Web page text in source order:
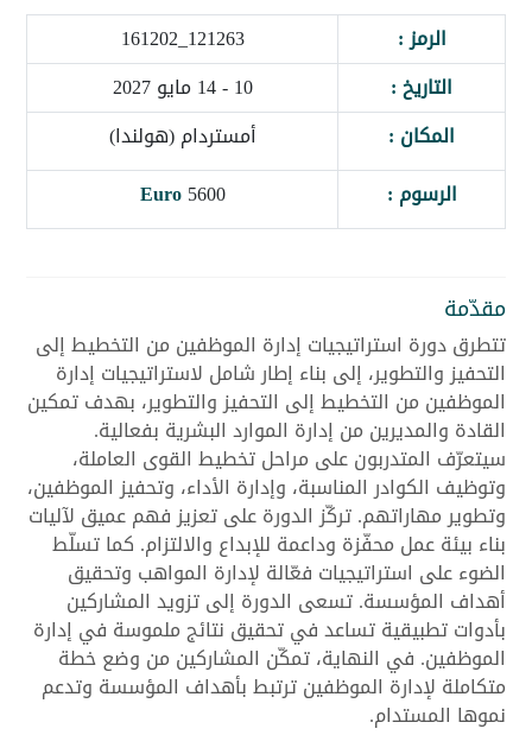
الرمز :
121263_161202
التاريخ :
10 - 14 مايو 2027
المكان :
أمستردام (هولندا)
الرسوم :
5600
Euro
مقدّمة
تتطرق دورة استراتيجيات إدارة الموظفين من التخطيط إلى
التحفيز والتطوير، إلى بناء إطار شامل لاستراتيجيات إدارة
الموظفين من التخطيط إلى التحفيز والتطوير، بهدف تمكين
القادة والمديرين من إدارة الموارد البشرية بفعالية.
سيتعرّف المتدربون على مراحل تخطيط القوى العاملة،
وتوظيف الكوادر المناسبة، وإدارة الأداء، وتحفيز الموظفين،
وتطوير مهاراتهم. تركّز الدورة على تعزيز فهم عميق لآليات
بناء بيئة عمل محفّزة وداعمة للإبداع والالتزام. كما تسلّط
الضوء على استراتيجيات فعّالة لإدارة المواهب وتحقيق
أهداف المؤسسة. تسعى الدورة إلى تزويد المشاركين
بأدوات تطبيقية تساعد في تحقيق نتائج ملموسة في إدارة
الموظفين. في النهاية، تمكّن المشاركين من وضع خطة
متكاملة لإدارة الموظفين ترتبط بأهداف المؤسسة وتدعم
نموها المستدام.